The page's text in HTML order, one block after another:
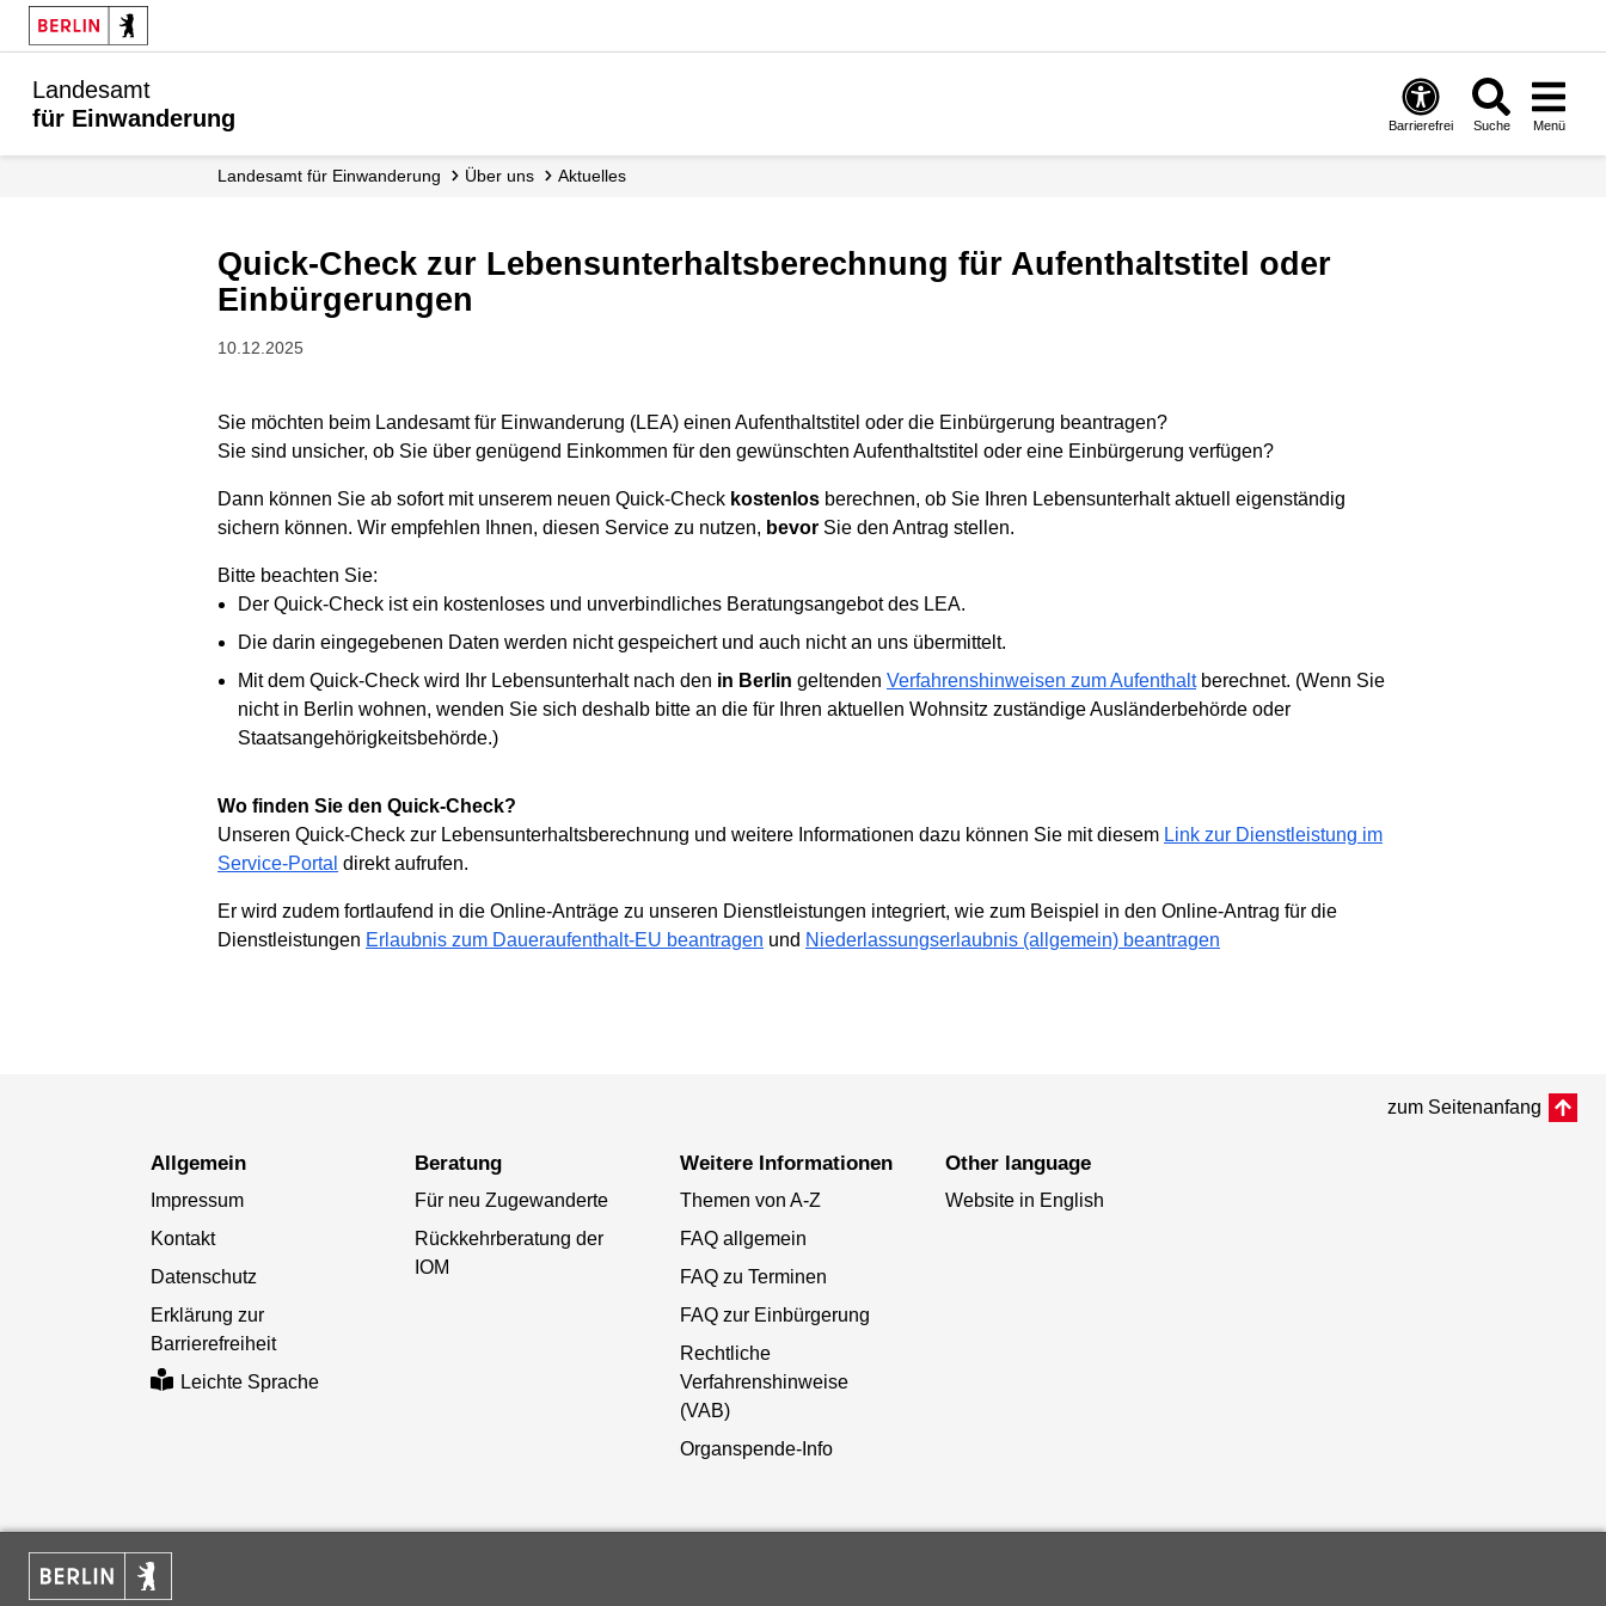
Landesamt
für Einwanderung
Barrierefrei Suche Menü
Landesamt für Einwanderung Über uns Aktuelles
Quick-Check zur Lebensunterhaltsberechnung für Aufenthaltstitel oder
Einbürgerungen
10.12.2025
Sie möchten beim Landesamt für Einwanderung (LEA) einen Aufenthaltstitel oder die Einbürgerung beantragen?
Sie sind unsicher, ob Sie über genügend Einkommen für den gewünschten Aufenthaltstitel oder eine Einbürgerung verfügen?
Dann können Sie ab sofort mit unserem neuen Quick-Check kostenlos berechnen, ob Sie Ihren Lebensunterhalt aktuell eigenständig
sichern können. Wir empfehlen Ihnen, diesen Service zu nutzen, bevor Sie den Antrag stellen.
Bitte beachten Sie:
Der Quick-Check ist ein kostenloses und unverbindliches Beratungsangebot des LEA.
Die darin eingegebenen Daten werden nicht gespeichert und auch nicht an uns übermittelt.
Mit dem Quick-Check wird Ihr Lebensunterhalt nach den in Berlin geltenden Verfahrenshinweisen zum Aufenthaltberechnet. (Wenn Sie
nicht in Berlin wohnen, wenden Sie sich deshalb bitte an die für Ihren aktuellen Wohnsitz zuständige Ausländerbehörde oder
Staatsangehörigkeitsbehörde.)
Wo finden Sie den Quick-Check?
Unseren Quick-Check zur Lebensunterhaltsberechnung und weitere Informationen dazu können Sie mit diesem Link zur Dienstleistung im
Service-Portal direkt aufrufen.
Er wird zudem fortlaufend in die Online-Anträge zu unseren Dienstleistungen integriert, wie zum Beispiel in den Online-Antrag für die
Dienstleistungen Erlaubnis zum Daueraufenthalt-EU beantragen und Niederlassungserlaubnis (allgemein) beantragen
zum Seitenanfang
Allgemein
Impressum
Kontakt
Datenschutz
Erklärung zur
Barrierefreiheit
Leichte Sprache
Beratung
Für neu Zugewanderte
Rückkehrberatung der
IOM
Weitere Informationen
Themen von A-Z
FAQ allgemein
FAQ zu Terminen
FAQ zur Einbürgerung
Rechtliche
Verfahrenshinweise
(VAB)
Organspende-Info
Other language
Website in English